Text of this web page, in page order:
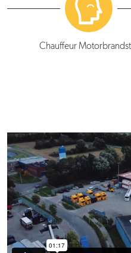
Voorbeeldagenda
Chauffeur